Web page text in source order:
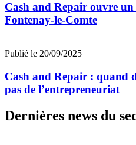
Cash and Repair ouvre
Fontenay-le-Comte
Publié le 20/09/2025
Cash and Repair : quand
pas de l’entrepreneuriat
Dernières news du